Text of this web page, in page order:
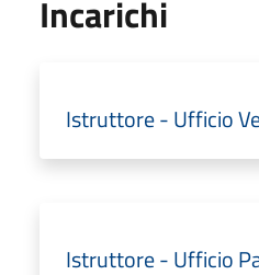
Incarichi
Istruttore - Ufficio
Istruttore - Ufficio